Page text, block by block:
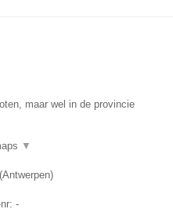
maar wel in de provincie
▼
(Antwerpen)
-